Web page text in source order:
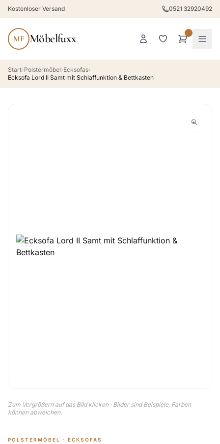
Kostenloser Versand 0521 32920492
MF Möbelfuxx
Start›Polstermöbel›Ecksofas›
Ecksofa Lord II Samt mit Schlaffunktion & Bettkasten
Zum Vergrößern auf das Bild klicken · Bilder sind Beispiele, Farben
können abweichen.
POLSTERMÖBEL · ECKSOFAS